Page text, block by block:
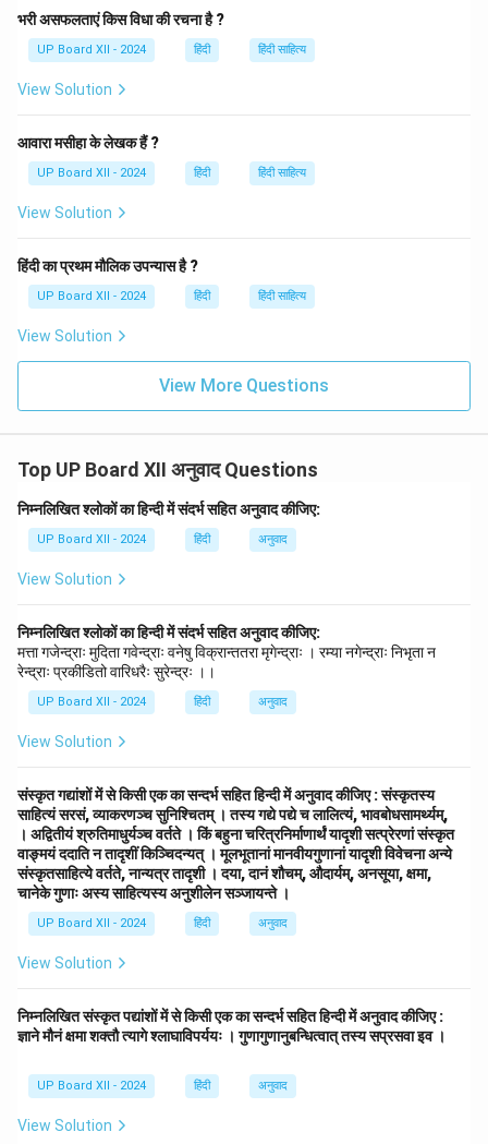
Download Solution in PDF
भरी असफलताएं किस विधा की रचना है ?
UP Board XII - 2024 हिंदी हिंदी साहित्य
View Solution
आवारा मसीहा के लेखक हैं ?
UP Board XII - 2024 हिंदी हिंदी साहित्य
View Solution
हिंदी का प्रथम मौलिक उपन्यास है ?
UP Board XII - 2024 हिंदी हिंदी साहित्य
View Solution
View More Questions
Top UP Board XII अनुवाद Questions
निम्नलिखित श्लोकों का हिन्दी में संदर्भ सहित अनुवाद कीजिए:
UP Board XII - 2024 हिंदी अनुवाद
View Solution
निम्नलिखित श्लोकों का हिन्दी में संदर्भ सहित अनुवाद कीजिए:
मत्ता गजेन्द्राः मुदिता गवेन्द्राः वनेषु विक्रान्ततरा मृगेन्द्राः । रम्या नगेन्द्राः निभृता न
रेन्द्राः प्रकीडितो वारिधरैः सुरेन्द्रः ।।
UP Board XII - 2024 हिंदी अनुवाद
View Solution
संस्कृत गद्यांशों में से किसी एक का सन्दर्भ सहित हिन्दी में अनुवाद कीजिए : संस्कृतस्य
साहित्यं सरसं, व्याकरणञ्च सुनिश्चितम् । तस्य गद्ये पद्ये च लालित्यं, भावबोधसामर्थ्यम्,
। अद्वितीयं श्रुतिमाधुर्यञ्च वर्तते । किं बहुना चरित्रनिर्माणार्थं यादृशी सत्प्रेरणां संस्कृत
वाङ्मयं ददाति न तादृशीं किञ्चिदन्यत् । मूलभूतानां मानवीयगुणानां यादृशी विवेचना अन्ये
संस्कृतसाहित्ये वर्तते, नान्यत्र तादृशी । दया, दानं शौचम्, औदार्यम्, अनसूया, क्षमा,
चानेके गुणाः अस्य साहित्यस्य अनुशीलेन सञ्जायन्ते ।
UP Board XII - 2024 हिंदी अनुवाद
View Solution
निम्नलिखित संस्कृत पद्यांशों में से किसी एक का सन्दर्भ सहित हिन्दी में अनुवाद कीजिए :
ज्ञाने मौनं क्षमा शक्तौ त्यागे श्लाघाविपर्ययः । गुणागुणानुबन्धित्वात् तस्य सप्रसवा इव ।
UP Board XII - 2024 हिंदी अनुवाद
View Solution